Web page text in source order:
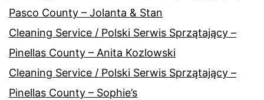
Pasco County – Jolanta & Stan
Cleaning Service / Polski Serwis Sprzątający –
Pinellas County – Anita Kozlowski
Cleaning Service / Polski Serwis Sprzątający –
Pinellas County – Sophie’s